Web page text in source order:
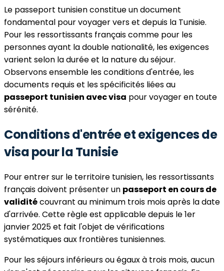
Le passeport tunisien constitue un document
fondamental pour voyager vers et depuis la Tunisie.
Pour les ressortissants français comme pour les
personnes ayant la double nationalité, les exigences
varient selon la durée et la nature du séjour.
Observons ensemble les conditions d'entrée, les
documents requis et les spécificités liées au
passeport tunisien avec visa pour voyager en toute
sérénité.
Conditions d'entrée et exigences de
visa pour la Tunisie
Pour entrer sur le territoire tunisien, les ressortissants
français doivent présenter un passeport en cours de
validitécouvrant au minimum trois mois après la date
d'arrivée. Cette règle est applicable depuis le 1er
janvier 2025 et fait l'objet de vérifications
systématiques aux frontières tunisiennes.
Pour les séjours inférieurs ou égaux à trois mois, aucun